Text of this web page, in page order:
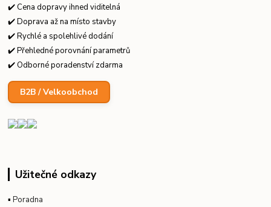
✔️ Cena dopravy ihned viditelná
✔️ Doprava až na místo stavby
✔️ Rychlé a spolehlivé dodání
✔️ Přehledné porovnání parametrů
✔️ Odborné poradenství zdarma
B2B / Velkoobchod
Užitečné odkazy
▪Poradna